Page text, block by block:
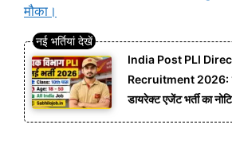
मौका।
India Post PLI
Recruitment 2026:
डायरेक्ट एजेंट भर्ती का